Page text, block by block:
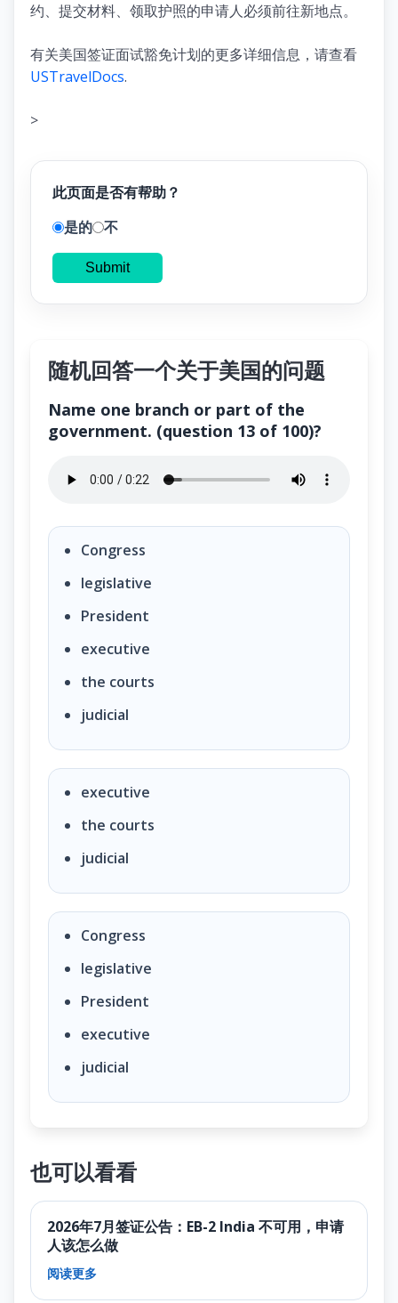
约、提交材料、领取护照的申请人必须前往新地点。
有关美国签证面试豁免计划的更多详细信息，请查看
USTravelDocs.
>
此页面是否有帮助？
是的 不
Submit
随机回答一个关于美国的问题
Name one branch or part of the
government. (question 13 of 100)?
Name one branch or part of the government.
Congress
legislative
President
executive
the courts
judicial
executive
the courts
judicial
Congress
legislative
President
executive
judicial
也可以看看
2026年7月签证公告：EB-2 India 不可用，申请
人该怎么做
阅读更多